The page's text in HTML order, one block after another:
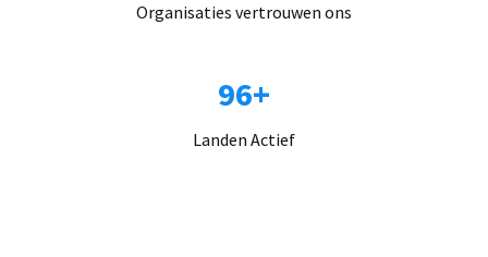
Organisaties vertrouwen ons
96+
Landen Actief